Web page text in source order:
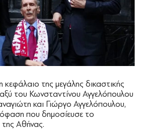
της μεγάλης δικαστικής
του Κωνσταντίνου Αγγελόπουλου
και Γιώργο Αγγελόπουλου,
που δημοσίευσε το
Αθήνας.